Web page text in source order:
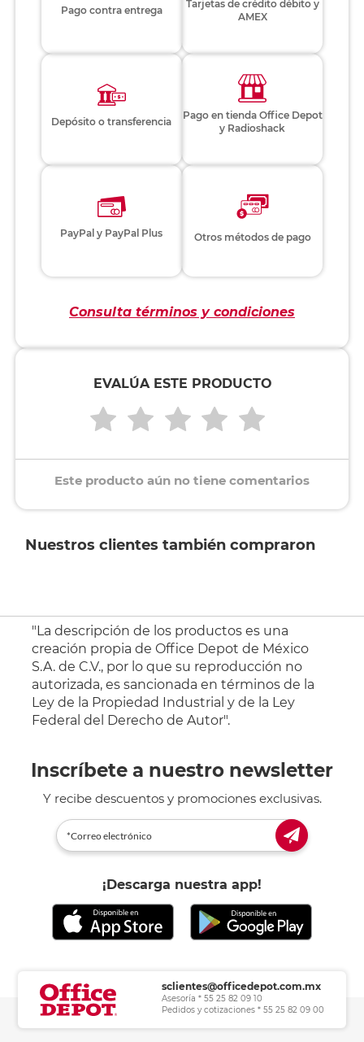
Pago contra entrega
Tarjetas de crédito débito y
AMEX
Depósito o transferencia
Pago en tienda Office Depot
y Radioshack
PayPal y PayPal Plus Otros métodos de pago
Consulta términos y condiciones
EVALÚA ESTE PRODUCTO
Este producto aún no tiene comentarios
Nuestros clientes también compraron
"La descripción de los productos es una
creación propia de Office Depot de México
S.A. de C.V., por lo que su reproducción no
autorizada, es sancionada en términos de la
Ley de la Propiedad Industrial y de la Ley
Federal del Derecho de Autor".
Inscríbete a nuestro newsletter
Y recibe descuentos y promociones exclusivas.
¡Descarga nuestra app!
sclientes@officedepot.com.mx
Asesoría * 55 25 82 09 10
Pedidos y cotizaciones * 55 25 82 09 00